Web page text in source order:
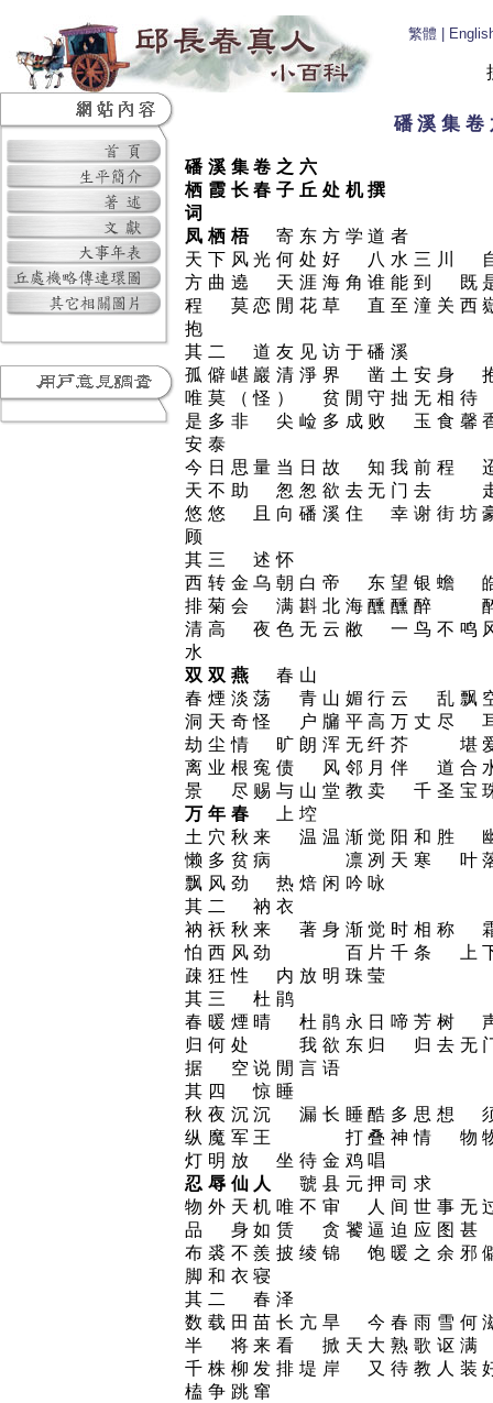
繁體
磻溪集
磻溪集卷之六
栖霞长春子丘处机撰
词
凤栖梧
寄东方学道者
天下风光何处好 八水三川
方曲遶 天涯海角谁能到 既
程 莫恋閒花草 直至潼关西
抱
其二 道友见访于磻溪
孤僻嵁巖清淨界 凿土安身
唯莫（怪） 贫閒守拙无相
是多非 尖崄多成败 玉食馨
安泰
今日思量当日故 知我前程
天不助 怱怱欲去无门去
悠悠 且向磻溪住 幸谢街坊
顾
其三 述怀
西转金乌朝白帝 东望银蟾
排菊会 满斟北海醺醺醉
清高 夜色无云敝 一鸟不鸣
水
双双燕
春山
春煙淡荡 青山媚行云 乱
洞天奇怪 户牖平高万丈尽
劫尘情 旷朗浑无纤芥 堪
离业根寃债 风邻月伴 道合
景 尽赐与山堂教卖 千圣宝
万年春
上埪
土穴秋来 温温渐觉阳和胜
懒多贫病 凛冽天寒 叶
飘风劲 热焙闲吟咏
其二 衲衣
衲袄秋来 著身渐觉时相称
怕西风劲 百片千条 上
疎狂性 内放明珠莹
其三 杜鹃
春暖煙晴 杜鹃永日啼芳树
归何处 我欲东归 归去无
据 空说閒言语
其四 惊睡
秋夜沉沉 漏长睡酷多思想
纵魔军王 打叠神情 物
灯明放 坐待金鸡唱
忍辱仙人
虢县元押司求
物外天机唯不审 人间世事
品 身如赁 贪饕逼迫应图
布裘不羨披绫锦 饱暖之余
脚和衣寝
其二 春泽
数载田苗长亢旱 今春雨雪
半 将来看 掀天大熟歌讴
千株柳发排堤岸 又待教人
榼争跳窜